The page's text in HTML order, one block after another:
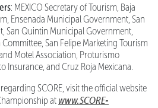
: MEXICO Secretary of Tourism, Baja
Ensenada Municipal Government, San
San Quintin Municipal Government,
San Felipe Marketing Tourism
Motel Association, Proturismo
Insurance, and Cruz Roja Mexicana.
SCORE, visit the official website
at www.SCORE-